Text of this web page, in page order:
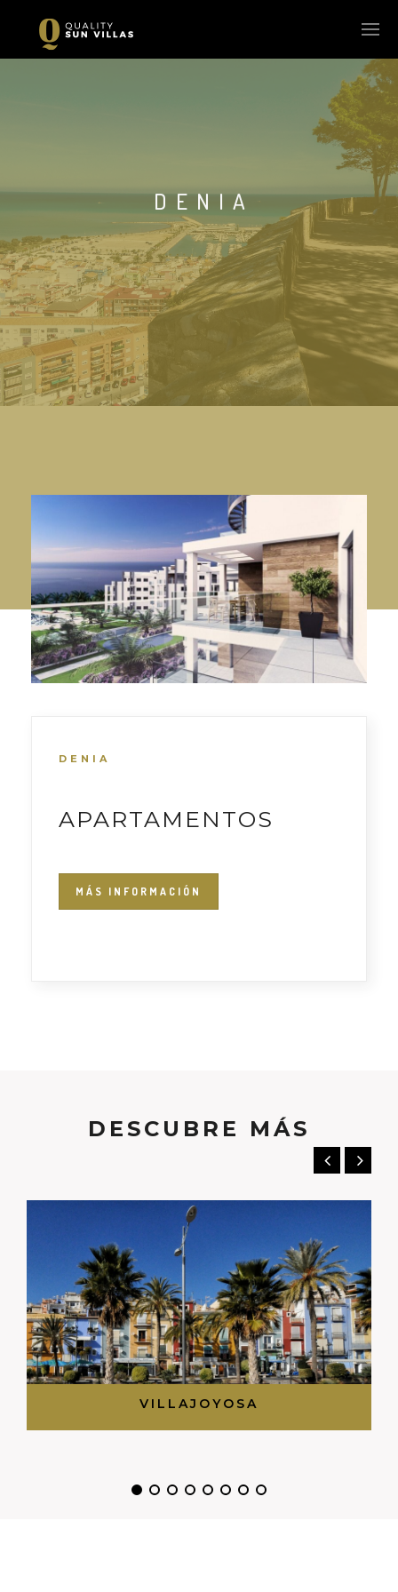
DENIA
DENIA
APARTAMENTOS
MÁS INFORMACIÓN
DESCUBRE MÁS
VILLAJOYOSA